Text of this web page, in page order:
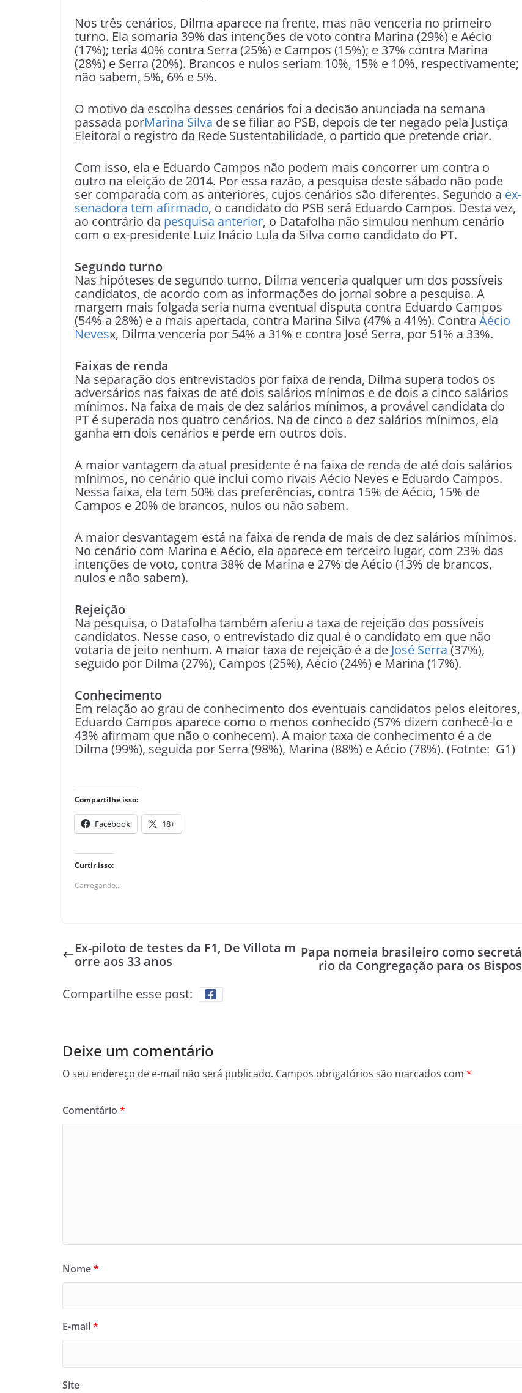
Nos três cenários, Dilma aparece na frente, mas não venceria no primeiro
turno. Ela somaria 39% das intenções de voto contra Marina (29%) e Aécio
(17%); teria 40% contra Serra (25%) e Campos (15%); e 37% contra Marina
(28%) e Serra (20%). Brancos e nulos seriam 10%, 15% e 10%, respectivamente;
não sabem, 5%, 6% e 5%.
O motivo da escolha desses cenários foi a decisão anunciada na semana
passada porMarina Silva de se filiar ao PSB, depois de ter negado pela Justiça
Eleitoral o registro da Rede Sustentabilidade, o partido que pretende criar.
Com isso, ela e Eduardo Campos não podem mais concorrer um contra o
outro na eleição de 2014. Por essa razão, a pesquisa deste sábado não pode
ser comparada com as anteriores, cujos cenários são diferentes. Segundo a ex-
senadora tem afirmado, o candidato do PSB será Eduardo Campos. Desta vez,
ao contrário da pesquisa anterior, o Datafolha não simulou nenhum cenário
com o ex-presidente Luiz Inácio Lula da Silva como candidato do PT.
Segundo turno
Nas hipóteses de segundo turno, Dilma venceria qualquer um dos possíveis
candidatos, de acordo com as informações do jornal sobre a pesquisa. A
margem mais folgada seria numa eventual disputa contra Eduardo Campos
(54% a 28%) e a mais apertada, contra Marina Silva (47% a 41%). Contra Aécio
Nevesx, Dilma venceria por 54% a 31% e contra José Serra, por 51% a 33%.
Faixas de renda
Na separação dos entrevistados por faixa de renda, Dilma supera todos os
adversários nas faixas de até dois salários mínimos e de dois a cinco salários
mínimos. Na faixa de mais de dez salários mínimos, a provável candidata do
PT é superada nos quatro cenários. Na de cinco a dez salários mínimos, ela
ganha em dois cenários e perde em outros dois.
A maior vantagem da atual presidente é na faixa de renda de até dois salários
mínimos, no cenário que inclui como rivais Aécio Neves e Eduardo Campos.
Nessa faixa, ela tem 50% das preferências, contra 15% de Aécio, 15% de
Campos e 20% de brancos, nulos ou não sabem.
A maior desvantagem está na faixa de renda de mais de dez salários mínimos.
No cenário com Marina e Aécio, ela aparece em terceiro lugar, com 23% das
intenções de voto, contra 38% de Marina e 27% de Aécio (13% de brancos,
nulos e não sabem).
Rejeição
Na pesquisa, o Datafolha também aferiu a taxa de rejeição dos possíveis
candidatos. Nesse caso, o entrevistado diz qual é o candidato em que não
votaria de jeito nenhum. A maior taxa de rejeição é a de José Serra (37%),
seguido por Dilma (27%), Campos (25%), Aécio (24%) e Marina (17%).
Conhecimento
Em relação ao grau de conhecimento dos eventuais candidatos pelos eleitores,
Eduardo Campos aparece como o menos conhecido (57% dizem conhecê-lo e
43% afirmam que não o conhecem). A maior taxa de conhecimento é a de
Dilma (99%), seguida por Serra (98%), Marina (88%) e Aécio (78%). (Fotnte: G1)
Compartilhe isso:
Facebook 18+
Curtir isso:
Carregando...
Ex-piloto de testes da F1, De Villota m
orre aos 33 anos
Papa nomeia brasileiro como secretá
rio da Congregação para os Bispos
Compartilhe esse post:
Deixe um comentário
O seu endereço de e-mail não será publicado. Campos obrigatórios são marcados com *
Comentário *
Nome*
E-mail*
Site